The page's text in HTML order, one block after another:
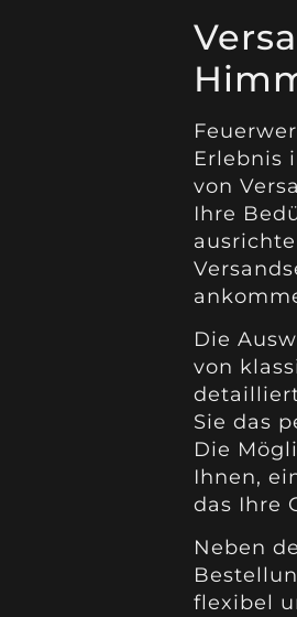
Erlebnis
von
Ihre
Die
von
Sie das
Die
Ihnen,
das Ihre
Neben
flexibel